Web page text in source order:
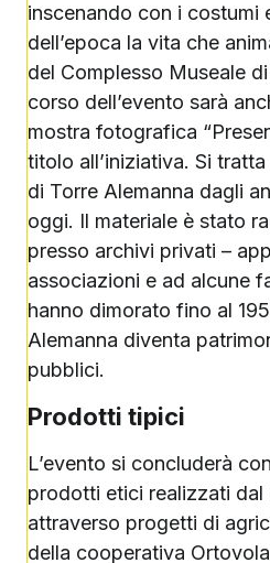
inscenando con i costumi
dell’epoca la vita che
del Complesso Museale
corso dell’evento sarà
mostra fotografica
titolo all’iniziativa. Si
di Torre Alemanna dagli
oggi. Il materiale è stato
presso archivi privati –
associazioni e ad alcune
hanno dimorato fino al
Alemanna diventa
pubblici.
Prodotti tipici
L’evento si concluderà
prodotti etici realizzati dal
attraverso progetti di
della cooperativa